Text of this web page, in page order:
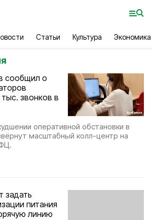
Статьи Культура Экономика
сообщил о
звонков в
оперативной обстановки в
масштабный колл-центр на
задать
питания
линию